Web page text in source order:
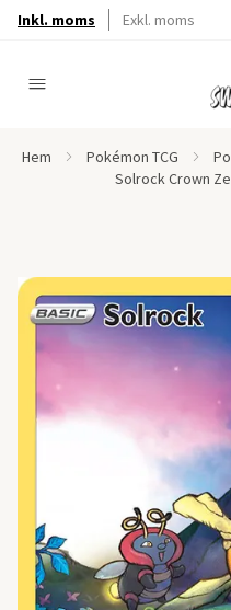
Inkl. moms Exkl. moms
Hem Pokémon TCG
Solrock Crown